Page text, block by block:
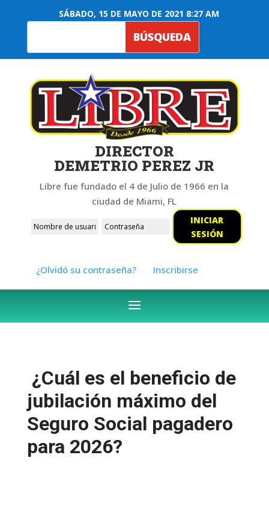
SÁBADO, 15 DE MAYO DE 2021 8:27 AM
DIRECTOR
DEMETRIO PEREZ JR
Libre fue fundado el 4 de Julio de 1966 en la
ciudad de Miami, FL
INICIAR
SESIÓN
¿Olvidó su contraseña? Inscribirse
¿Cuál es el beneficio de
jubilación máximo del
Seguro Social pagadero
para 2026?